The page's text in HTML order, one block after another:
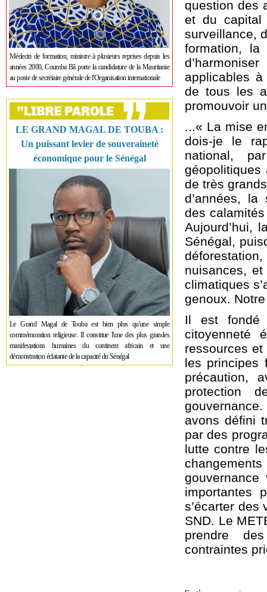
Médecin de formation, ministre à plusieurs reprises depuis les
années 2000, Coumba Bâ porte la candidature de la Mauritanie
au poste de secrétaire générale de l'Organisation internationale
LE GRAND MAGAL DE TOUBA :
Un puissant levier de souveraineté
économique pour le Sénégal
Le Grand Magal de Touba est bien plus qu'une simple
commémoration religieuse. Il constitue l'une des plus grandes
manifestations humaines du continent africain et une
démonstration éclatante de la capacité du Sénégal
question des
et du capital
surveillance,
formation, la
applicables à
de tous les
promouvoir
...« La mise
dois-je le
national,
géopolitiques
de très
d’années, la
des
Aujourd’hui,
Sénégal,
nuisances,
climatiques
genoux.
Il est fondé
citoyenneté
ressources et
les principes
précaution,
protection
avons défini
par des
lutte contre
importantes
s’écarter des
SND. Le
prendre
contraintes